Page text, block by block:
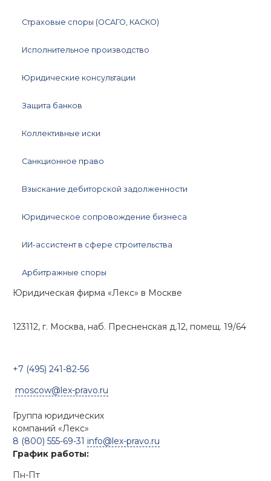
Страховые споры (ОСАГО, КАСКО)
Исполнительное производство
Юридические консультации
Защита банков
Коллективные иски
Санкционное право
Взыскание дебиторской задолженности
Юридическое сопровождение бизнеса
ИИ-ассистент в сфере строительства
Арбитражные споры
Юридическая фирма «Лекс» в Москве
123112, г. Москва, наб. Пресненская д.12, помещ. 19/64
+7 (495) 241-82-56
moscow@lex-pravo.ru
Группа юридических
компаний «Лекс»
8 (800) 555-69-31 info@lex-pravo.ru
График работы:
Пн-Пт